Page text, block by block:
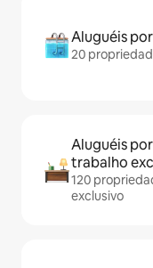
Aluguéis
20
Aluguéis
trabalho
120
exclusivo